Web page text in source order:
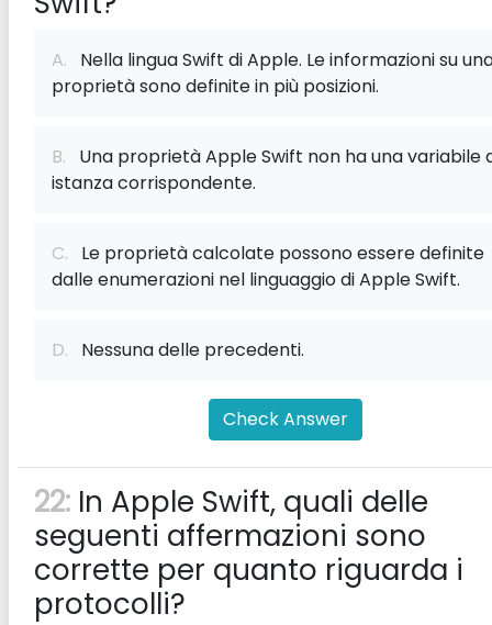
A. Nella lingua Swift di Apple. Le informazioni su
proprietà sono definite in più posizioni.
B. Una proprietà Apple Swift non ha una variabile
istanza corrispondente.
C. Le proprietà calcolate possono essere definite
dalle enumerazioni nel linguaggio di Apple Swift.
D. Nessuna delle precedenti.
Check Answer
22: In Apple Swift, quali delle
seguenti affermazioni sono
corrette per quanto riguarda i
protocolli?